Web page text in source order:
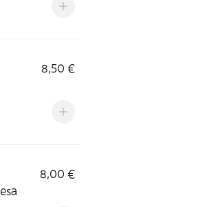
8,50 €
8,00 €